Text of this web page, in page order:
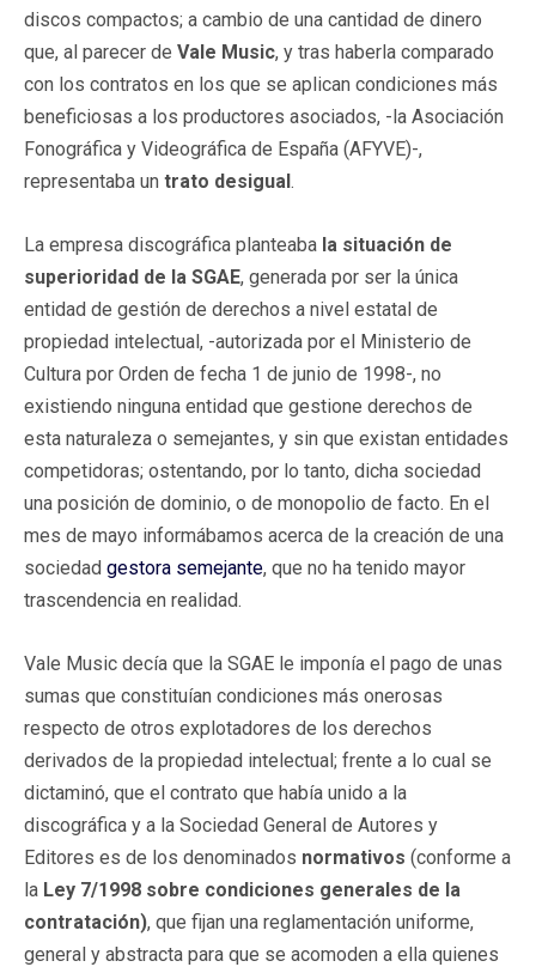
discos compactos; a cambio de una cantidad de dinero
que, al parecer de Vale Music, y tras haberla comparado
con los contratos en los que se aplican condiciones más
beneficiosas a los productores asociados, -la Asociación
Fonográfica y Videográfica de España (AFYVE)-,
representaba un trato desigual.
La empresa discográfica planteaba la situación de
superioridad de la SGAE, generada por ser la única
entidad de gestión de derechos a nivel estatal de
propiedad intelectual, -autorizada por el Ministerio de
Cultura por Orden de fecha 1 de junio de 1998-, no
existiendo ninguna entidad que gestione derechos de
esta naturaleza o semejantes, y sin que existan entidades
competidoras; ostentando, por lo tanto, dicha sociedad
una posición de dominio, o de monopolio de facto. En el
mes de mayo informábamos acerca de la creación de una
sociedad gestora semejante, que no ha tenido mayor
trascendencia en realidad.
Vale Music decía que la SGAE le imponía el pago de unas
sumas que constituían condiciones más onerosas
respecto de otros explotadores de los derechos
derivados de la propiedad intelectual; frente a lo cual se
dictaminó, que el contrato que había unido a la
discográfica y a la Sociedad General de Autores y
Editores es de los denominados normativos (conforme a
la Ley 7/1998 sobre condiciones generales de la
contratación), que fijan una reglamentación uniforme,
general y abstracta para que se acomoden a ella quienes